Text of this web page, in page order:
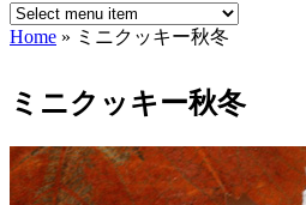
Home » ミニクッキー秋冬
ミニクッキー秋冬